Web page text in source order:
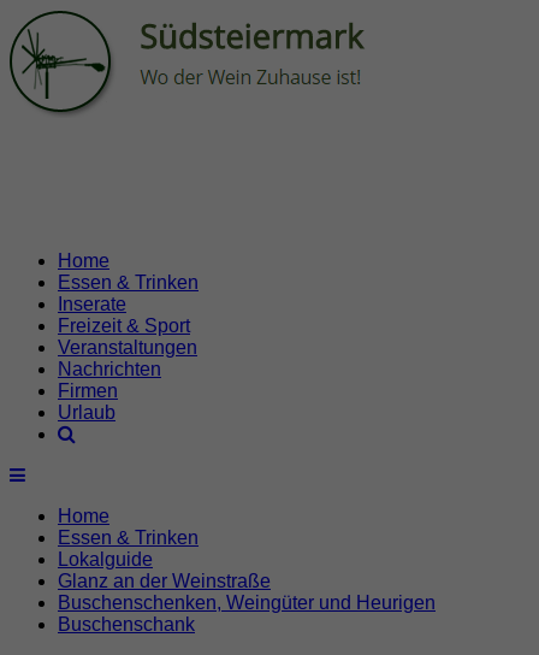
Home
Essen & Trinken
Inserate
Freizeit & Sport
Veranstaltungen
Nachrichten
Firmen
Urlaub
Home
Essen & Trinken
Lokalguide
Glanz an der Weinstraße
Buschenschenken, Weingüter und Heurigen
Buschenschank